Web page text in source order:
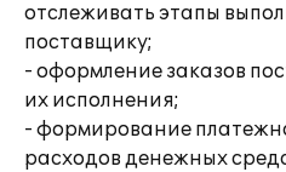
отслеживать этапы
поставщику;
- оформление заказов
их исполнения;
- формирование
расходов денежных